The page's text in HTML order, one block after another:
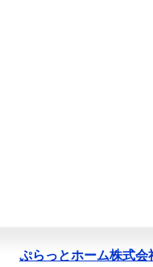
ぷらっとホーム株式会